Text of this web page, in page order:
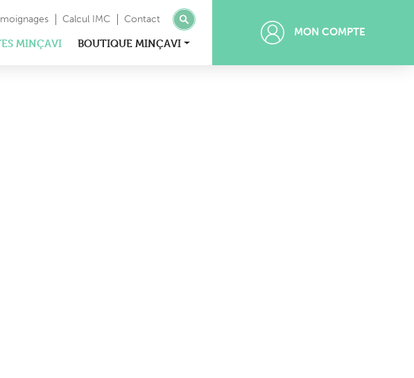
Calcul IMC Contact
MINÇAVI BOUTIQUE MINÇAVI
MON COMPTE